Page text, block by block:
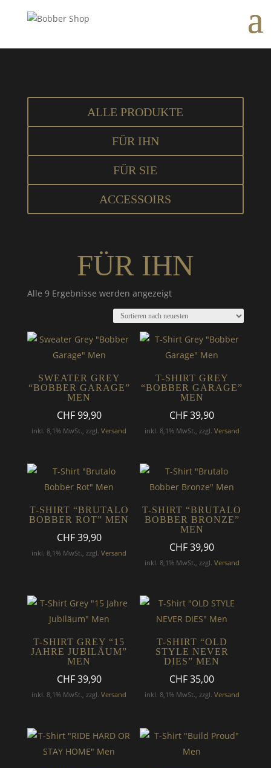
ALLE PRODUKTE
FÜR IHN
FÜR SIE
ACCESSOIRS
FÜR IHN
Alle 9 Ergebnisse werden angezeigtNach
neuesten
sortiert
SWEATER GREY
“BOBBER GARAGE”
MEN
CHF99,90
inkl. 8,1% MwSt., zzgl.Versand
T-SHIRT GREY
“BOBBER GARAGE”
MEN
CHF39,90
inkl. 8,1% MwSt., zzgl. Versand
T-SHIRT “BRUTALO
BOBBER ROT” MEN
CHF39,90
inkl. 8,1% MwSt., zzgl.Versand
T-SHIRT “BRUTALO
BOBBER BRONZE”
MEN
CHF39,90
inkl. 8,1% MwSt., zzgl. Versand
T-SHIRT GREY “15
JAHRE JUBILÄUM”
MEN
CHF39,90
inkl. 8,1% MwSt., zzgl.Versand
T-SHIRT “OLD
STYLE NEVER
DIES” MEN
CHF35,00
inkl. 8,1% MwSt., zzgl. Versand